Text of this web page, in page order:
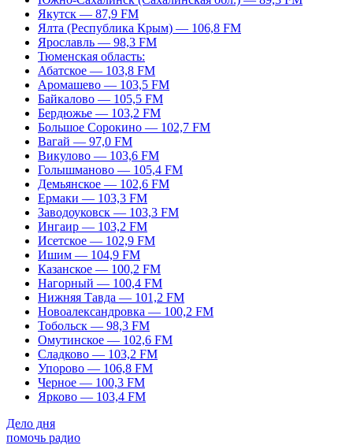
Якутск — 87,9 FM
Ялта (Республика Крым) — 106,8 FM
Ярославль — 98,3 FM
Тюменская область:
Абатское — 103,8 FM
Аромашево — 103,5 FM
Байкалово — 105,5 FM
Бердюжье — 103,2 FM
Большое Сорокино — 102,7 FM
Вагай — 97,0 FM
Викулово — 103,6 FM
Голышманово — 105,4 FM
Демьянское — 102,6 FM
Ермаки — 103,3 FM
Заводоуковск — 103,3 FM
Ингаир — 103,2 FM
Исетское — 102,9 FM
Ишим — 104,9 FM
Казанское — 100,2 FM
Нагорный — 100,4 FM
Нижняя Тавда — 101,2 FM
Новоалександровка — 100,2 FM
Тобольск — 98,3 FM
Омутинское — 102,6 FM
Сладково — 103,2 FM
Упорово — 106,8 FM
Черное — 100,3 FM
Ярково — 103,4 FM
Дело дня
помочь радио